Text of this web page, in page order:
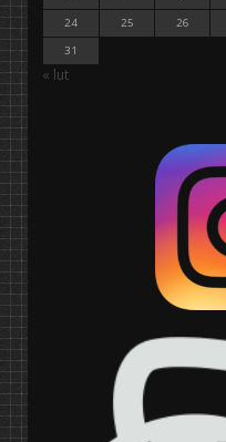
24
25 26
31
« lut